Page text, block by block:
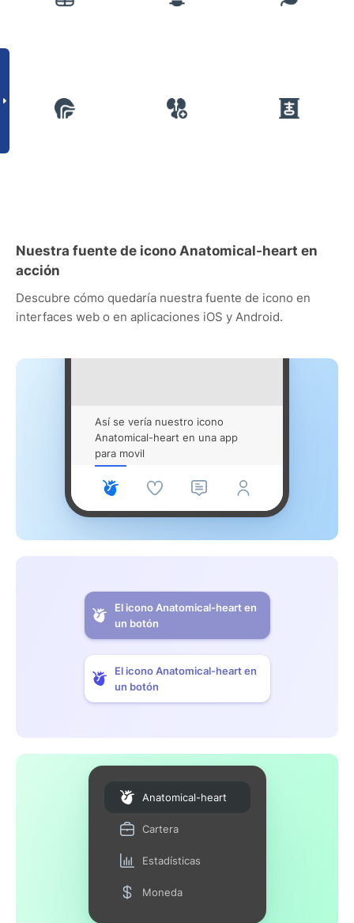
Nuestra fuente de icono Anatomical-heart en
acción
Descubre cómo quedaría nuestra fuente de icono en
interfaces web o en aplicaciones iOS y Android.
Así se vería nuestro icono
Anatomical-heart en una app
para movil
El icono Anatomical-heart en
un botón
El icono Anatomical-heart en
un botón
Anatomical-heart
Cartera
Estadísticas
Moneda